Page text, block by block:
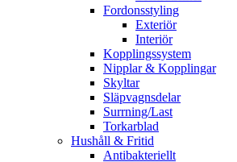
Fordonsstyling
Exteriör
Interiör
Kopplingssystem
Nipplar & Kopplingar
Skyltar
Släpvagnsdelar
Surrning/Last
Torkarblad
Hushåll & Fritid
Antibakteriellt​